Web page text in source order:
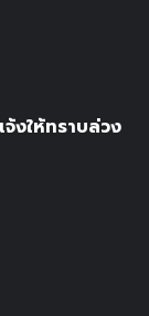
งให้ทราบล่วง